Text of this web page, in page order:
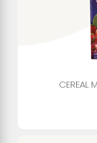
CEREAL